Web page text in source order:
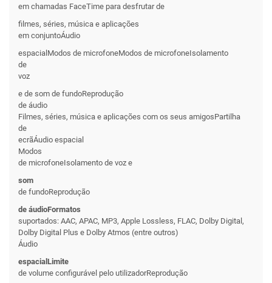
em chamadas FaceTime para desfrutar de
filmes, séries, música e aplicações
em conjuntoÁudio
espacialModos de microfoneModos de microfoneIsolamento
de
voz
e de som de fundoReprodução
de áudio
Filmes, séries, música e aplicações com os seus amigosPartilha
de
ecrãÁudio espacial
Modos
de microfoneIsolamento de voz e
som
de fundoReprodução
de áudioFormatos
suportados: AAC, APAC, MP3, Apple Lossless, FLAC, Dolby Digital,
Dolby Digital Plus e Dolby Atmos (entre outros)
Áudio
espacialLimite
de volume configurável pelo utilizadorReprodução